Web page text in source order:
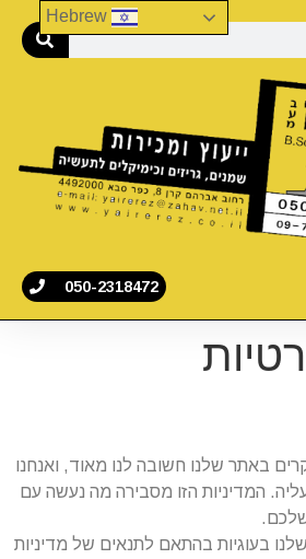
050-2318472
באתר שלנו חשובה לנו מאוד, ואנחנו
המדיניות הזו מסבירה מה נעשה עם
בעוגיות בהתאם לתנאים של מדיניות
Hebrew